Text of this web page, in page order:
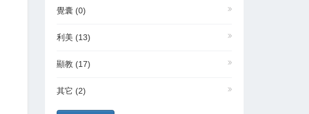
覺囊 (0)
利美 (13)
顯教 (17)
其它 (2)